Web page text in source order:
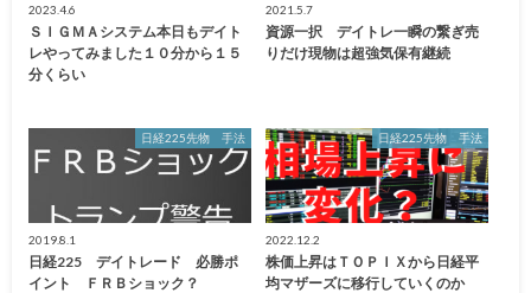
2023.4.6
ＳＩＧＭＡシステム本日もデイト
レやってみました１０分から１５
分くらい
2021.5.7
資源一択 デイトレ一瞬の繋ぎ売
りだけ現物は超強気保有継続
日経225先物 手法
2019.8.1
日経225 デイトレード 必勝ポ
イント ＦＲＢショック？
日経225先物 手法
2022.12.2
株価上昇はＴＯＰＩＸから日経平
均マザーズに移行していくのか